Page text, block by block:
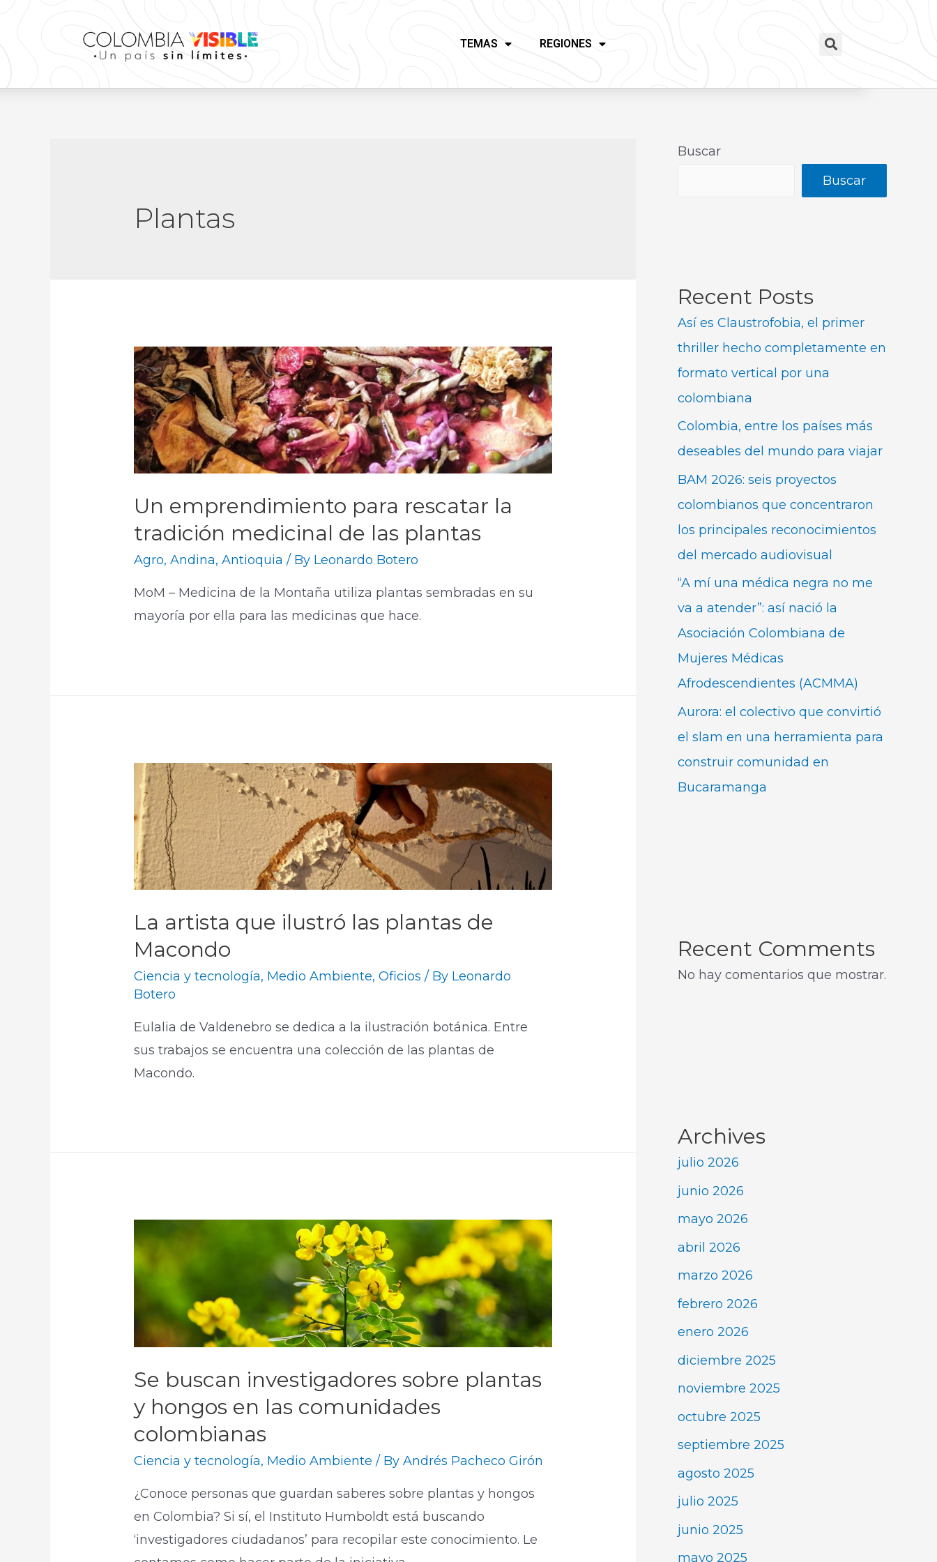
TEMAS REGIONES
Plantas
Un emprendimiento para rescatar la
tradición medicinal de las plantas
Agro,Andina,Antioquia / By Leonardo Botero
MoM – Medicina de la Montaña utiliza plantas sembradas en su
mayoría por ella para las medicinas que hace.
La artista que ilustró las plantas de
Macondo
Ciencia y tecnología, Medio Ambiente,Oficios / By Leonardo
Botero
Eulalia de Valdenebro se dedica a la ilustración botánica. Entre
sus trabajos se encuentra una colección de las plantas de
Macondo.
Se buscan investigadores sobre plantas
y hongos en las comunidades
colombianas
Ciencia y tecnología, Medio Ambiente / ByAndrés Pacheco Girón
¿Conoce personas que guardan saberes sobre plantas y hongos
en Colombia? Si sí, el Instituto Humboldt está buscando
‘investigadores ciudadanos’ para recopilar este conocimiento. Le
Buscar
Buscar
Recent Posts
Así es Claustrofobia, el primer
thriller hecho completamente en
formato vertical por una
colombiana
Colombia, entre los países más
deseables del mundo para viajar
BAM 2026: seis proyectos
colombianos que concentraron
los principales reconocimientos
del mercado audiovisual
“A mí una médica negra no me
va a atender”: así nació la
Asociación Colombiana de
Mujeres Médicas
Afrodescendientes (ACMMA)
Aurora: el colectivo que convirtió
el slam en una herramienta para
construir comunidad en
Bucaramanga
Recent Comments
No hay comentarios que mostrar.
Archives
julio 2026
junio 2026
mayo 2026
abril 2026
marzo 2026
febrero 2026
enero 2026
diciembre 2025
noviembre 2025
octubre 2025
septiembre 2025
agosto 2025
julio 2025
junio 2025
mayo 2025